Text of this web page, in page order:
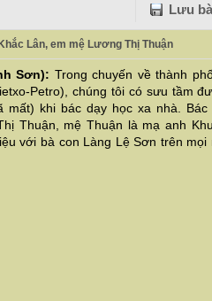
Lưu
Lân, em mệ Lương Thị Thuận
Sơn): Trong chuyến về thành
Petro), chúng tôi có sưu tầm
mất) khi bác dạy học xa nhà.
Thuận, mệ Thuận là mạ anh
với bà con Làng Lệ Sơn trên mọi